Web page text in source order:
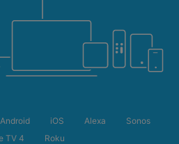
Android iOS Alexa
Sonos
TV 4
Roku